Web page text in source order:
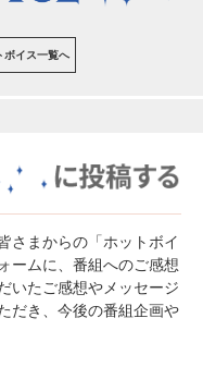
ボイス一覧へ
さまからの「ホットボイ
ームに、番組へのご感想
いたご感想やメッセージ
だき、今後の番組企画や